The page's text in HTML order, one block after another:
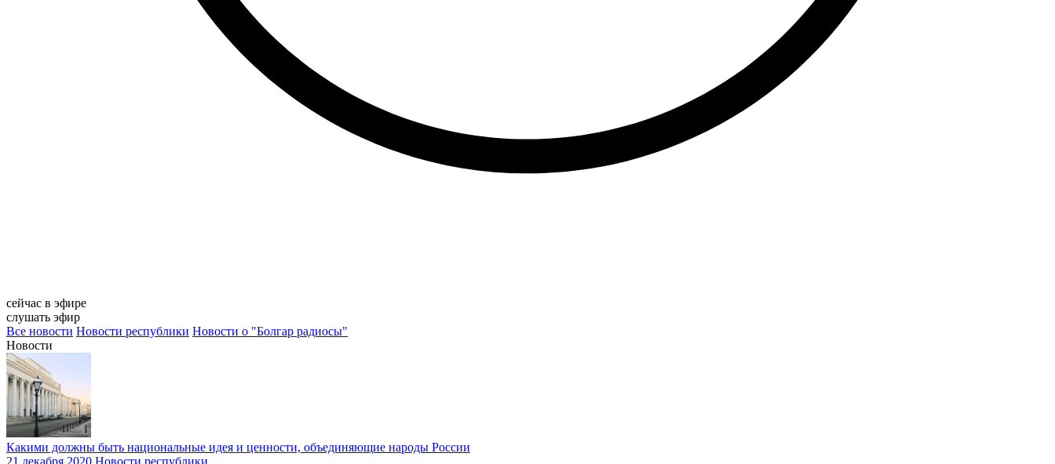
сейчас в эфире
слушать эфир
Все новости Новости республики Новости о "Болгар радиосы"
Новости
Какими должны быть национальные идея и ценности, объединяющие народы России